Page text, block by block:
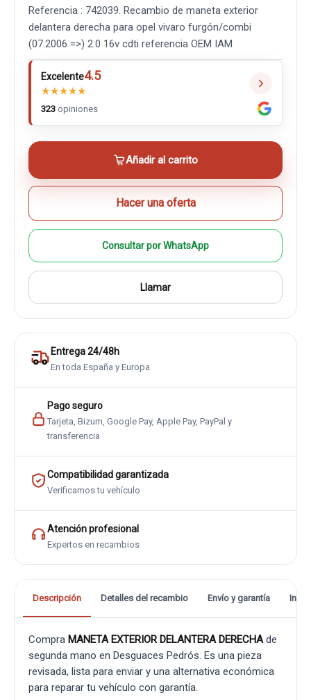
Referencia : 742039. Recambio de maneta exterior
delantera derecha para opel vivaro furgón/combi
(07.2006 =>) 2.0 16v cdti referencia OEM IAM
Excelente4.5
★★★★★
323 opiniones
Añadir al carrito
Hacer una oferta
Consultar por WhatsApp
Llamar
Entrega 24/48h
En toda España y Europa
Pago seguro
Tarjeta, Bizum, Google Pay, Apple Pay, PayPal y
transferencia
Compatibilidad garantizada
Verificamos tu vehículo
Atención profesional
Expertos en recambios
Descripción Detalles del recambio Envío y garantía
Compra MANETA EXTERIOR DELANTERA DERECHAde
segunda mano en Desguaces Pedrós. Es una pieza
revisada, lista para enviar y una alternativa económica
para reparar tu vehículo con garantía.